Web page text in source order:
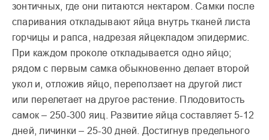
зонтичных, где они питаются нектаром. Самки после
спаривания откладывают яйца внутрь тканей листа
горчицы и рапса, надрезая яйцекладом эпидермис.
При каждом проколе откладывается одно яйцо;
рядом с первым самка обыкновенно делает второй
укол и, отложив яйцо, переползает на другой лист
или перелетает на другое растение. Плодовитость
самок – 250-300 яиц. Развитие яйца составляет 5-12
дней, личинки – 25-30 дней. Достигнув предельного